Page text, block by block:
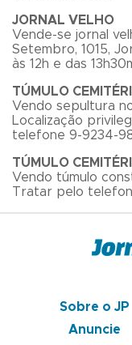
JORNAL VELHO
Vende-se jornal
Setembro, 1015,
às 12h e das
TÚMULO
Vendo sepultura
Localização
telefone 9-9234-
TÚMULO
Vendo túmulo
Tratar pelo
Sobre o JP
Anuncie